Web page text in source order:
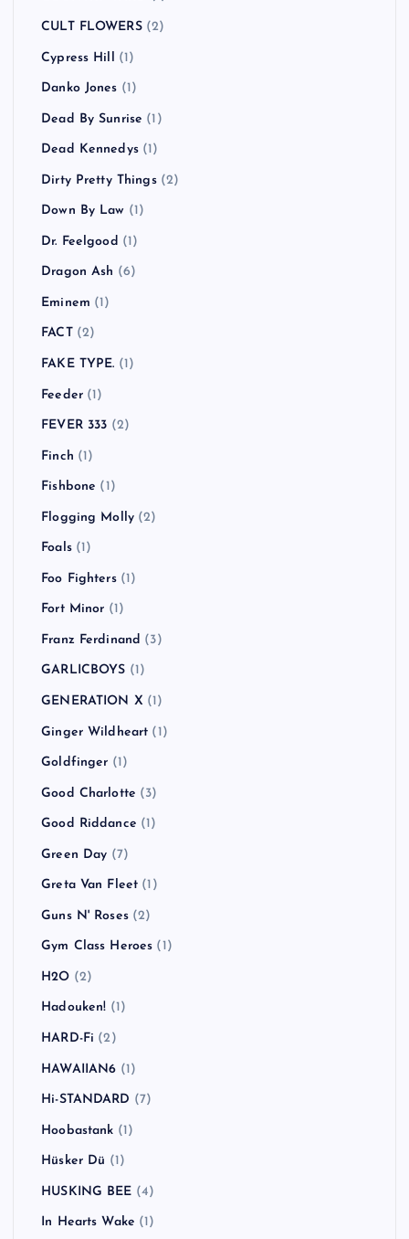
CULT FLOWERS(2)
Cypress Hill (1)
Danko Jones (1)
Dead By Sunrise (1)
Dead Kennedys(1)
Dirty Pretty Things(2)
Down By Law (1)
Dr. Feelgood (1)
Dragon Ash (6)
Eminem (1)
FACT(2)
FAKE TYPE. (1)
Feeder(1)
FEVER 333 (2)
Finch (1)
Fishbone (1)
Flogging Molly (2)
Foals(1)
Foo Fighters(1)
Fort Minor (1)
Franz Ferdinand (3)
GARLICBOYS (1)
GENERATION X (1)
Ginger Wildheart (1)
Goldfinger (1)
Good Charlotte (3)
Good Riddance (1)
Green Day (7)
Greta Van Fleet (1)
Guns N' Roses(2)
Gym Class Heroes (1)
H2O (2)
Hadouken! (1)
HARD-Fi (2)
HAWAIIAN6 (1)
Hi-STANDARD (7)
Hoobastank (1)
Hüsker Dü (1)
HUSKING BEE (4)
In Hearts Wake (1)